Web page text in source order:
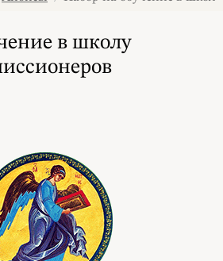
в школу